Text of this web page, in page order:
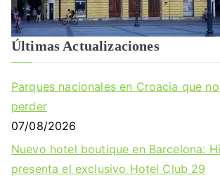
Últimas Actualizaciones
Parques nacionales en Croacia que
perder
07/08/2026
Nuevo hotel boutique en Barcelona:
presenta el exclusivo Hotel Club 29